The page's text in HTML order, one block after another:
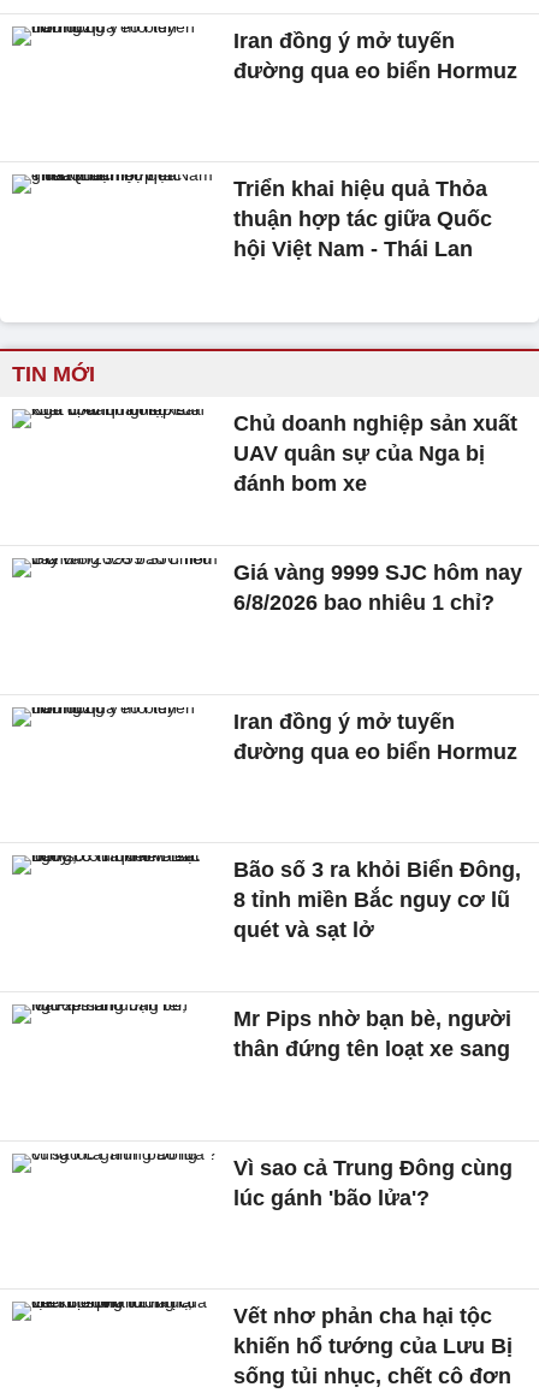
Iran đồng ý mở tuyến
đường qua eo biển Hormuz
Triển khai hiệu quả Thỏa
thuận hợp tác giữa Quốc
hội Việt Nam - Thái Lan
TIN MỚI
Chủ doanh nghiệp sản xuất
UAV quân sự của Nga bị
đánh bom xe
Giá vàng 9999 SJC hôm nay
6/8/2026 bao nhiêu 1 chỉ?
Iran đồng ý mở tuyến
đường qua eo biển Hormuz
Bão số 3 ra khỏi Biển Đông,
8 tỉnh miền Bắc nguy cơ lũ
quét và sạt lở
Mr Pips nhờ bạn bè, người
thân đứng tên loạt xe sang
Vì sao cả Trung Đông cùng
lúc gánh 'bão lửa'?
Vết nhơ phản cha hại tộc
khiến hổ tướng của Lưu Bị
sống tủi nhục, chết cô đơn